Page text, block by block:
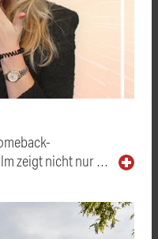
zeigt nicht nur …